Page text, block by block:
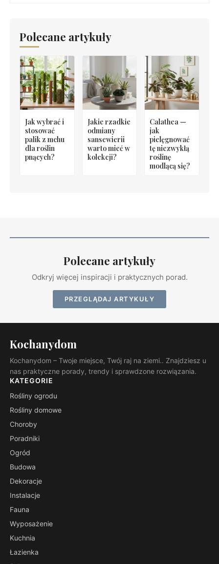
Polecane artykuły
Jak wybrać i
stosować
palik z mchu
dla roślin
pnących?
Jakie rzadkie
odmiany
sansewierii
warto mieć w
kolekcji?
Calathea —
jak
pielęgnować
tę niezwykłą
roślinę
modlącą się?
Polecane artykuły
Odkryj więcej inspiracji i praktycznych porad.
PRZEGLĄDAJ ARTYKUŁY
Kochanydom
Kochanydom – Twoje miejsce, Twój raj na ziemi.. Znajdziesz u
nas praktyczne porady, trendy i sprawdzone rozwiązania.
KATEGORIE
Rośliny ogrodu
Rośliny domowe
Choroby
Poradniki
Ogród
Budowa
Dekoracje
Instalacje
Fauna
Wyposażenie
Kuchnia
Łazienka